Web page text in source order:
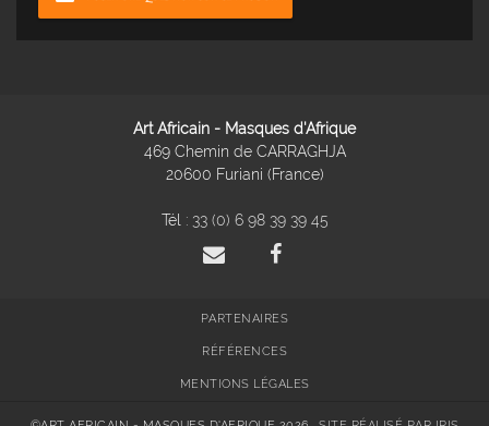
Art Africain - Masques d'Afrique
469 Chemin de CARRAGHJA
20600 Furiani (France)
Tél : 33 (0) 6 98 39 39 45
PARTENAIRES
RÉFÉRENCES
MENTIONS LÉGALES